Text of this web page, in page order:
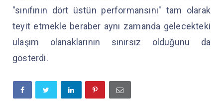
"sınıfının dört üstün performansını" tam olarak
teyit etmekle beraber aynı zamanda gelecekteki
ulaşım olanaklarının sınırsız olduğunu da
gösterdi.